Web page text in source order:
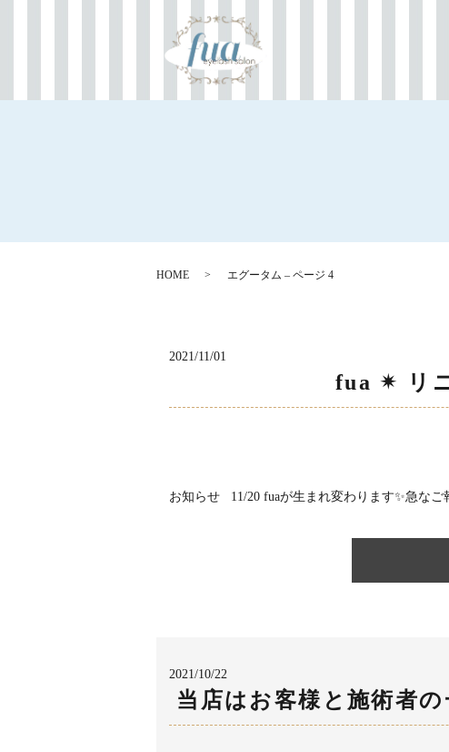
HOME エグータム – ページ 4
2021/11/01
fua ✴︎ リ
お知らせ 11/20 fuaが生まれ変わります✨⁡⁡急な
2021/10/22
当店はお客様と施術者